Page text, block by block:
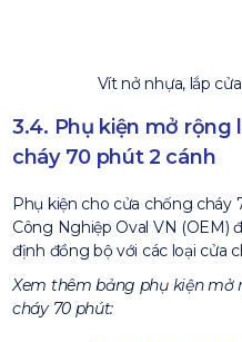
Vít nở nhựa, lắp
3.4. Phụ kiện mở
cháy 70 phút 2 cánh
Phụ kiện cho cửa chống
Công Nghiệp Oval VN (OEM)
định đồng bộ với các loại cửa
Xem thêm bảng phụ kiện mở
cháy 70 phút: